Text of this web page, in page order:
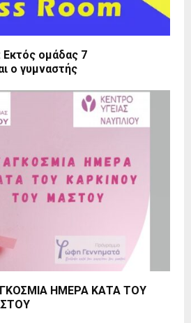
Εκτός ομάδας 7
ο γυμναστής
ΗΜΕΡΑ ΚΑΤΑ ΤΟΥ